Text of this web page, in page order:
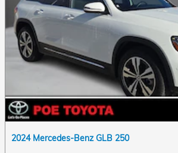
2024 Mercedes-Benz GLB 250